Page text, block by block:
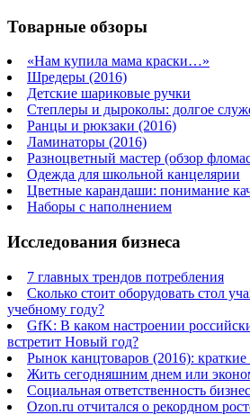
Товарные обзоры
«Нам купила мама краски…»
Шредеры (2016)
Детские шариковые ручки
Степлеры и дыроколы: долгое
Ранцы и рюкзаки (2016)
Ламинаторы (2016)
Разноцветный мастер (обзор
Одежда для школьной канцелярии
Цветные карандаши: понимание
Наборы с наполнением
Исследования бизнеса
7 главных трендов потребления
Сколько стоит оборудовать стол
учебному году?
GfK: В каком настроении
встретит Новый год?
Рынок канцтоваров (2016): краткие
Жить сегодняшним днем или
Социальная ответственность
Ozon.ru отчитался о рекордном